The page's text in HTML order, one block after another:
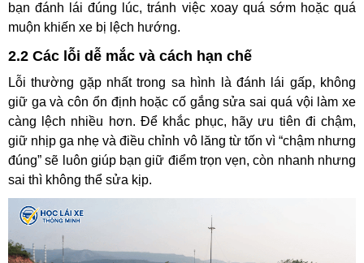
bạn đánh lái đúng lúc, tránh việc xoay quá sớm hoặc quá
muộn khiến xe bị lệch hướng.
2.2 Các lỗi dễ mắc và cách hạn chế
Lỗi thường gặp nhất trong sa hình là đánh lái gấp, không
giữ ga và côn ổn định hoặc cố gắng sửa sai quá vội làm xe
càng lệch nhiều hơn. Để khắc phục, hãy ưu tiên đi chậm,
giữ nhịp ga nhẹ và điều chỉnh vô lăng từ tốn vì “chậm nhưng
đúng” sẽ luôn giúp bạn giữ điểm trọn vẹn, còn nhanh nhưng
sai thì không thể sửa kịp.